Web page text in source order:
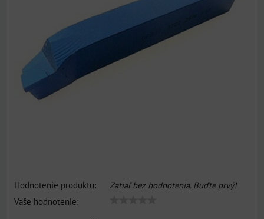
Hodnotenie produktu:
Zatiaľ bez hodnotenia. Buďte prvý!
Vaše hodnotenie: